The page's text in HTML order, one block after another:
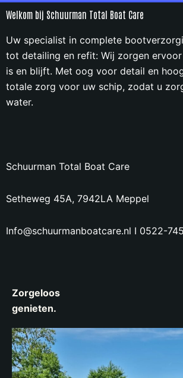
Welkom bij Schuurman Total Boat Care
Uw specialist in complete
tot detailing en refit: Wij zorgen
is en blijft. Met oog voor detail en
totale zorg voor uw schip, zodat u
water.
Schuurman Total Boat Care
Setheweg 45A, 7942LA Meppel
Info@schuurmanboatcare.nl I 0522-
Zorgeloos
genieten.